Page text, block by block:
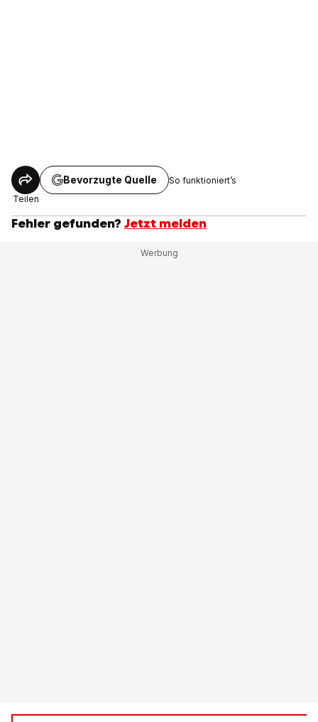
Teilen
Bevorzugte Quelle So funktioniert’s
Fehler gefunden? Jetzt melden